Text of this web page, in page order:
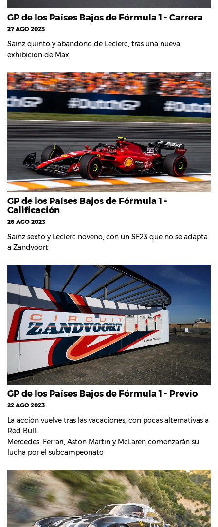
GP de los Países Bajos de Fórmula 1 - Carrera
27 AGO 2023
Sainz quinto y abandono de Leclerc, tras una nueva
exhibición de Max
GP de los Países Bajos de Fórmula 1 -
Calificación
26 AGO 2023
Sainz sexto y Leclerc noveno, con un SF23 que no se adapta
a Zandvoort
GP de los Países Bajos de Fórmula 1 - Previo
22 AGO 2023
La acción vuelve tras las vacaciones, con pocas alternativas a
Red Bull…
Mercedes, Ferrari, Aston Martin y McLaren comenzarán su
lucha por el subcampeonato